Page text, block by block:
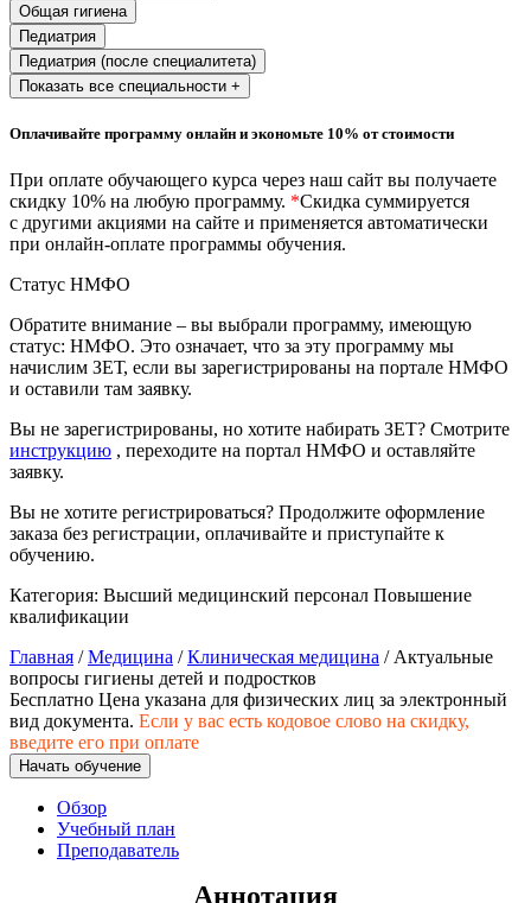
Техносферная безопасность и ОТ
Техносферная безопасность и
Экологическая безопасность в
промышленности
Управление охраной труда.
Допуски
Безопасность труда
Экономика и управление
Управление производством
общественного питания в
организации
Управление административно-
хозяйственной деятельностью
Техника-технологии
Прикладная геология, горное дело,
Техника и технологии наземного
Общая гигиена
Педиатрия
Педиатрия (после специалитета)
Показать все специальности +
Оплачивайте программу онлайн и экономьте 10% от стоимости
При оплате обучающего курса через наш сайт вы получаете
скидку 10% на любую программу. *Скидка суммируется
с другими акциями на сайте и применяется автоматически
при онлайн-оплате программы обучения.
Статус НМФО
Обратите внимание – вы выбрали программу, имеющую
статус: НМФО. Это означает, что за эту программу мы
начислим ЗЕТ, если вы зарегистрированы на портале НМФО
и оставили там заявку.
Вы не зарегистрированы, но хотите набирать ЗЕТ? Смотрите
инструкцию , переходите на портал НМФО и оставляйте
заявку.
Вы не хотите регистрироваться? Продолжите оформление
заказа без регистрации, оплачивайте и приступайте к
обучению.
Категория: Высший медицинский персонал Повышение
квалификации
Главная /Медицина /Клиническая медицина / Актуальные
вопросы гигиены детей и подростков
Бесплатно Цена указана для физических лиц за электронный
вид документа. Если у вас есть кодовое слово на скидку,
введите его при оплате
Начать обучение
Обзор
Учебный план
Преподаватель
Аннотация